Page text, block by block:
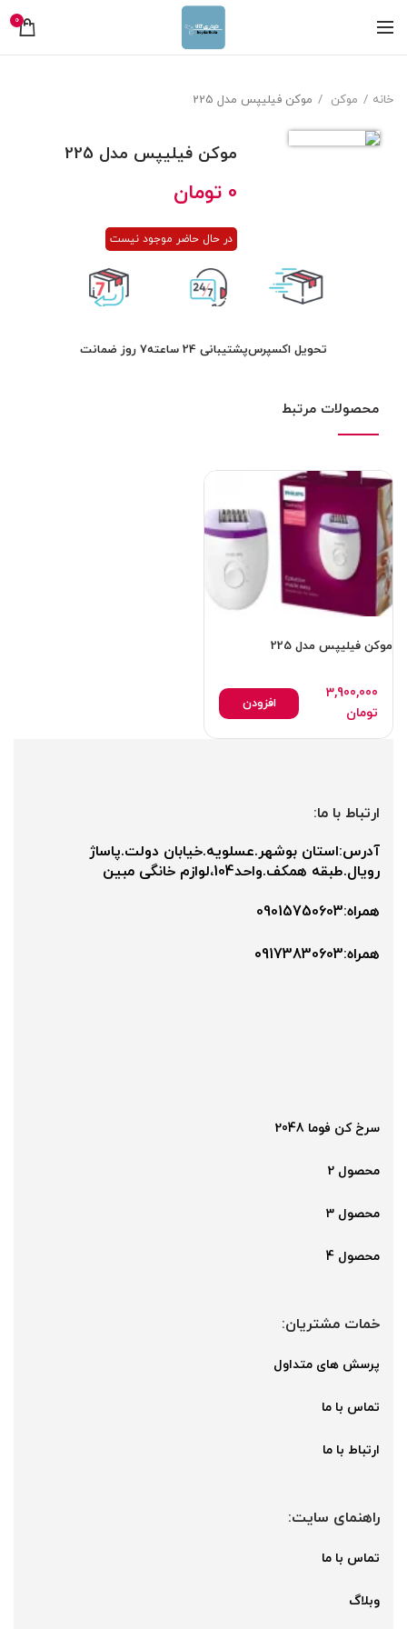
0
خانه موکن موکن فیلیپس مدل 225
موکن فیلیپس مدل 225
0 تومان
در حال حاضر موجود نیست
تحویل اکسپرسپشتیبانی 24 ساعته 7 روز ضمانت
محصولات مرتبط
موکن فیلیپس مدل 225
3,900,000
تومان
افزودن
ارتباط با ما:
آدرس:استان بوشهر.عسلویه.خیابان دولت.پاساژ
رویال.طبقه همکف.واحد104،لوازم خانگی مبین
همراه:09015750603
همراه:۰9173830603
سرخ کن فوما 2048
محصول 2
محصول 3
محصول 4
خمات مشتریان:
پرسش های متداول
تماس با ما
ارتباط با ما
راهنمای سایت:
تماس با ما
وبلاگ